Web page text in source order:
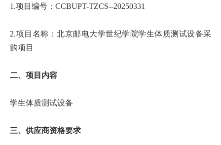
院
概
1.项目编号：CCBUPT-TZCS--20250331
2.项目名称：北京邮电大学世纪学院学生体质测试设备采
购项目
二、项目内容
学生体质测试设备
三、供应商资格要求